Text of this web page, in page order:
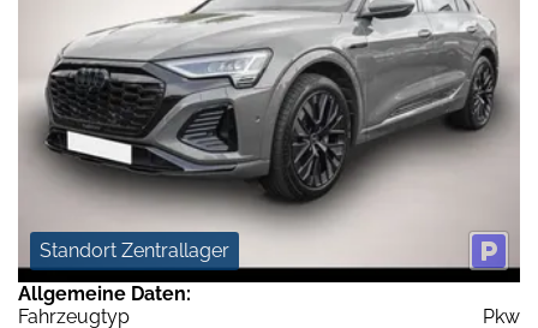
Standort Zentrallager
Allgemeine Daten:
Fahrzeugtyp
Pkw